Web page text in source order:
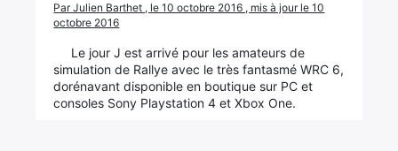
Par Julien Barthet , le 10 octobre 2016 , mis à jour le 10
octobre 2016
Le jour J est arrivé pour les amateurs de
simulation de Rallye avec le très fantasmé WRC 6,
dorénavant disponible en boutique sur PC et
consoles Sony Playstation 4 et Xbox One.
Rechercher